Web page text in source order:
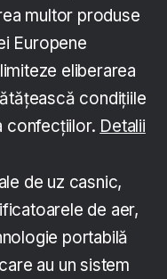
multor produse
Europene
eliberarea
condițiile
confecțiilor. Detalii
de uz casnic,
de aer,
portabilă
au un sistem